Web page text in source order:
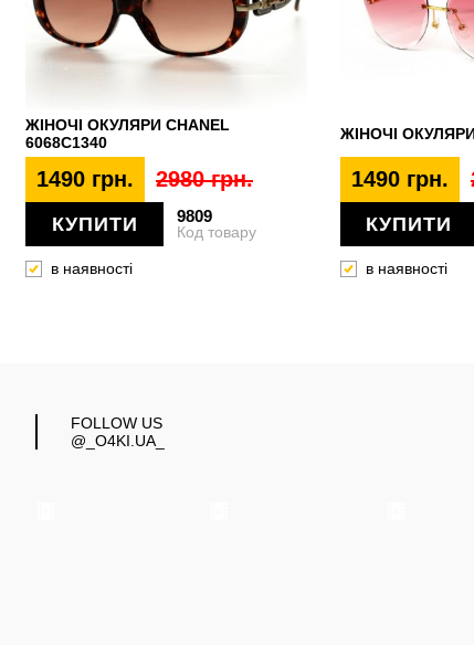
ЖІНОЧІ ОКУЛЯРИ CHANEL
6068C1340
1490 грн. 2980 грн.
КУПИТИ 9809
Код товару
в наявності
ЖІНОЧІ ОКУЛЯРИ
1490 грн.
КУПИТИ
в наявності
FOLLOW US
@_O4KI.UA_